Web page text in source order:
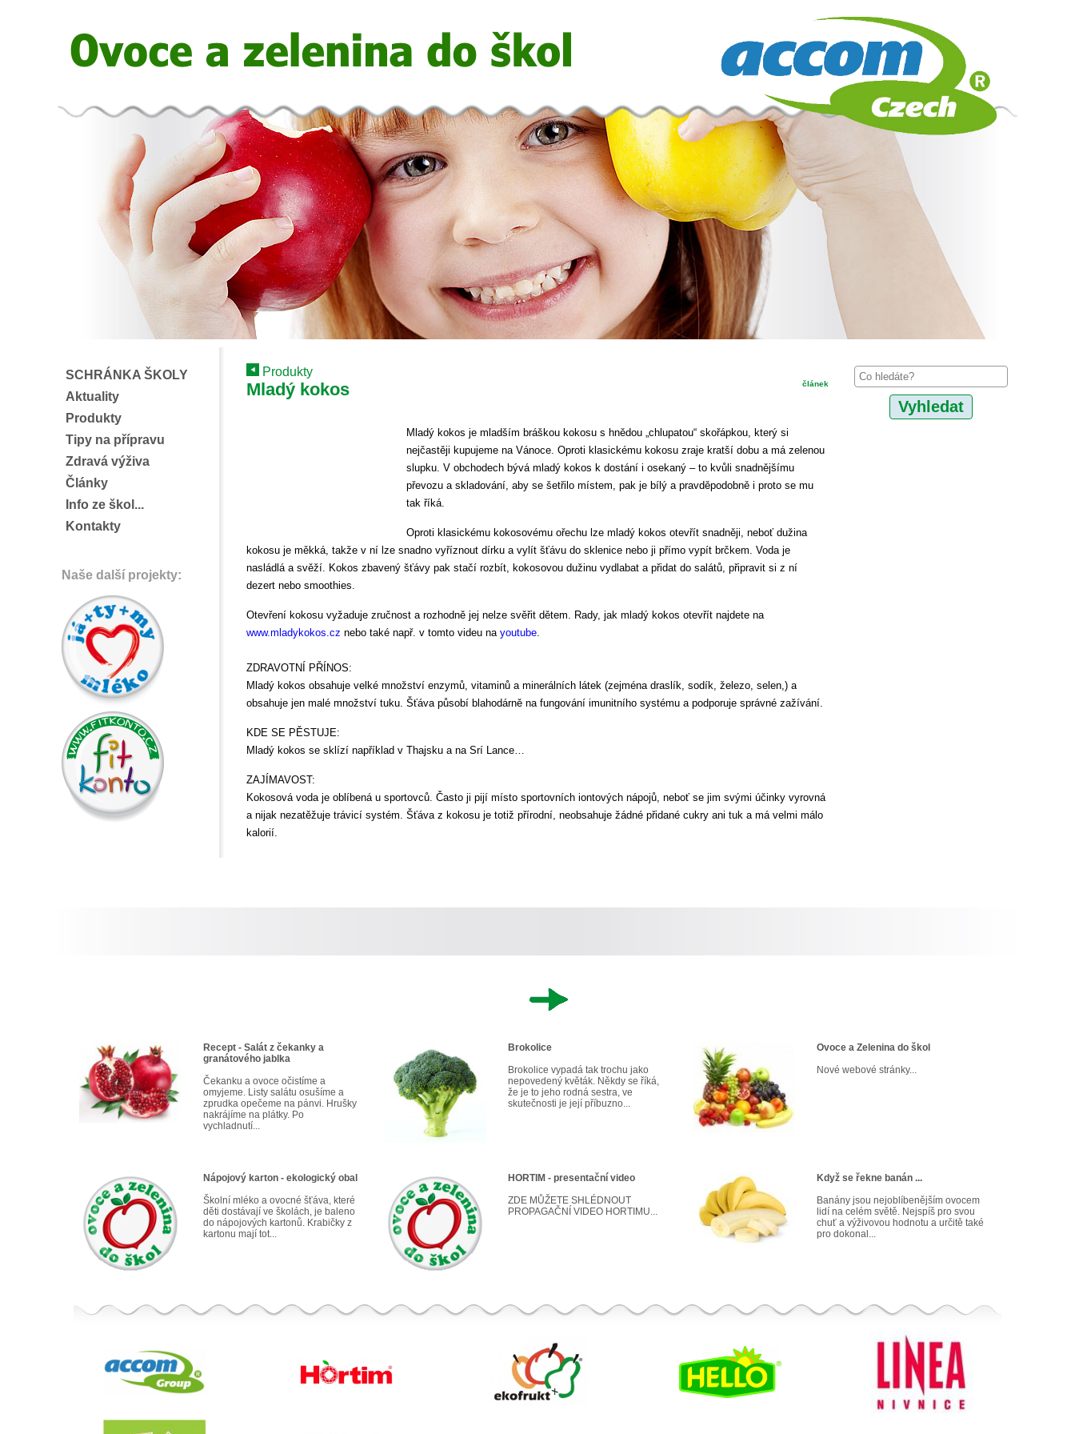
SCHRÁNKA ŠKOLY
Aktuality
Produkty
Tipy na přípravu
Zdravá výživa
Články
Info ze škol...
Kontakty
Naše další projekty:
Produkty
Mladý kokos článek
Mladý kokos je mladším bráškou kokosu s hnědou „chlupatou“ skořápkou, který si
nejčastěji kupujeme na Vánoce. Oproti klasickému kokosu zraje kratší dobu a má zelenou
slupku. V obchodech bývá mladý kokos k dostání i osekaný – to kvůli snadnějšímu
převozu a skladování, aby se šetřilo místem, pak je bílý a pravděpodobně i proto se mu
tak říká.
Oproti klasickému kokosovému ořechu lze mladý kokos otevřít snadněji, neboť dužina
kokosu je měkká, takže v ní lze snadno vyříznout dírku a vylít šťávu do sklenice nebo ji přímo vypít brčkem. Voda je
nasládlá a svěží. Kokos zbavený šťávy pak stačí rozbít, kokosovou dužinu vydlabat a přidat do salátů, připravit si z ní
dezert nebo smoothies.
Otevření kokosu vyžaduje zručnost a rozhodně jej nelze svěřit dětem. Rady, jak mladý kokos otevřít najdete na
www.mladykokos.cz nebo také např. v tomto videu na youtube.
ZDRAVOTNÍ PŘÍNOS:
Mladý kokos obsahuje velké množství enzymů, vitaminů a minerálních látek (zejména draslík, sodík, železo, selen,) a
obsahuje jen malé množství tuku. Šťáva působí blahodárně na fungování imunitního systému a podporuje správné zažívání.
KDE SE PĚSTUJE:
Mladý kokos se sklízí například v Thajsku a na Srí Lance…
ZAJÍMAVOST:
Kokosová voda je oblíbená u sportovců. Často ji pijí místo sportovních iontových nápojů, neboť se jim svými účinky vyrovná
a nijak nezatěžuje trávicí systém. Šťáva z kokosu je totiž přírodní, neobsahuje žádné přidané cukry ani tuk a má velmi málo
kalorií.
Recept - Salát z čekanky a
granátového jablka
Čekanku a ovoce očistíme a
omyjeme. Listy salátu osušíme a
zprudka opečeme na pánvi. Hrušky
nakrájíme na plátky. Po
vychladnutí...
Brokolice
Brokolice vypadá tak trochu jako
nepovedený květák. Někdy se říká,
že je to jeho rodná sestra, ve
skutečnosti je její příbuzno...
Ovoce a Zelenina do škol
Nové webové stránky...
Nápojový karton - ekologický obal
Školní mléko a ovocné šťáva, které
děti dostávají ve školách, je baleno
do nápojových kartonů. Krabičky z
kartonu mají tot...
HORTIM - presentační video
ZDE MŮŽETE SHLÉDNOUT
PROPAGAČNÍ VIDEO HORTIMU...
Když se řekne banán ...
Banány jsou nejoblíbenějším ovocem
lidí na celém světě. Nejspíš pro svou
chuť a výživovou hodnotu a určitě také
pro dokonal...